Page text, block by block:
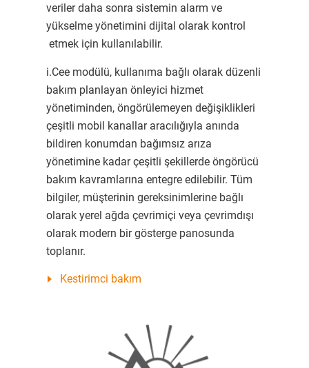
veriler daha sonra sistemin alarm ve
yükselme yönetimini dijital olarak kontrol
etmek için kullanılabilir.
i.Cee modülü, kullanıma bağlı olarak düzenli
bakım planlayan önleyici hizmet
yönetiminden, öngörülemeyen değişiklikleri
çeşitli mobil kanallar aracılığıyla anında
bildiren konumdan bağımsız arıza
yönetimine kadar çeşitli şekillerde öngörücü
bakım kavramlarına entegre edilebilir. Tüm
bilgiler, müşterinin gereksinimlerine bağlı
olarak yerel ağda çevrimiçi veya çevrimdışı
olarak modern bir gösterge panosunda
toplanır.
Kestirimci bakım